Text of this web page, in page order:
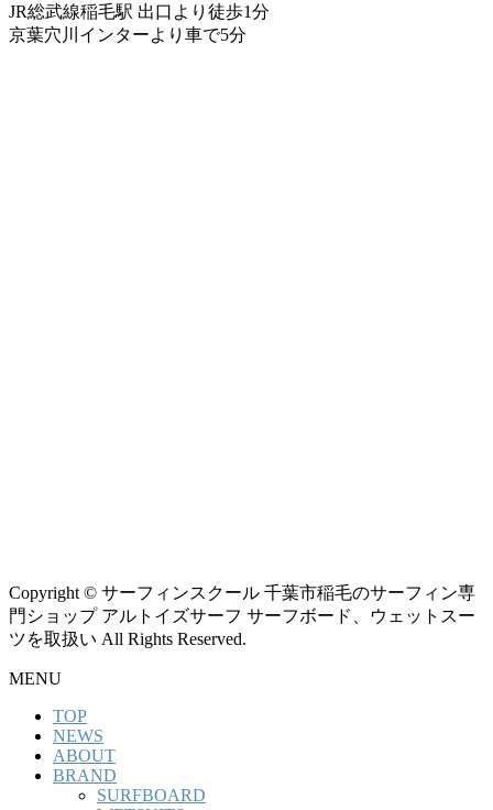
JR総武線稲毛駅 出口より徒歩1分
京葉穴川インターより車で5分
Copyright © サーフィンスクール 千葉市稲毛のサーフィン専
門ショップ アルトイズサーフ サーフボード、ウェットスー
ツを取扱い All Rights Reserved.
MENU
TOP
NEWS
ABOUT
BRAND
SURFBOARD